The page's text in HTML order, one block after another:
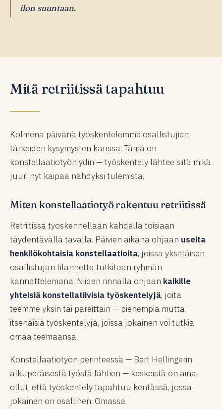
ilon suuntaan.
Mitä retriitissä tapahtuu
Kolmena päivänä työskentelemme osallistujien
tärkeiden kysymysten kanssa. Tämä on
konstellaatiotyön ydin — työskentely lähtee siitä mikä
juuri nyt kaipaa nähdyksi tulemista.
Miten konstellaatiotyö rakentuu retriitissä
Retriitissä työskennellään kahdella toisiaan
täydentävällä tavalla. Päivien aikana ohjaan useita
henkilökohtaisia konstellaatioita, joissa yksittäisen
osallistujan tilannetta tutkitaan ryhmän
kannattelemana. Niiden rinnalla ohjaan kaikille
yhteisiä konstellatiivisia työskentelyjä, joita
teemme yksin tai pareittain — pienempiä mutta
itsenäisiä työskentelyjä, joissa jokainen voi tutkia
omaa teemaansa.
Konstellaatiotyön perinteessä — Bert Hellingerin
alkuperäisestä työstä lähtien — keskeistä on aina
ollut, että työskentely tapahtuu kentässä, jossa
jokainen on osallinen. Omassa